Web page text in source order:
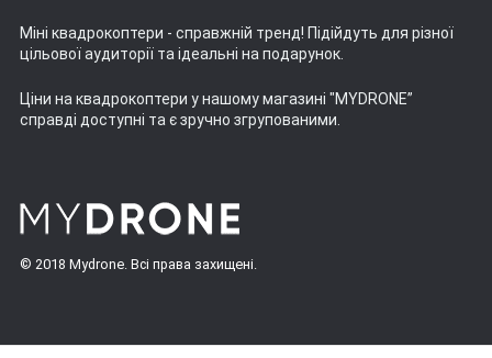
Міні квадрокоптери - справжній тренд! Підійдуть для різної
цільової аудиторії та ідеальні на подарунок.
Ціни на квадрокоптери у нашому магазині "MYDRONE”
справді доступні та є зручно згрупованими.
© 2018 Mydrone. Всі права захищені.